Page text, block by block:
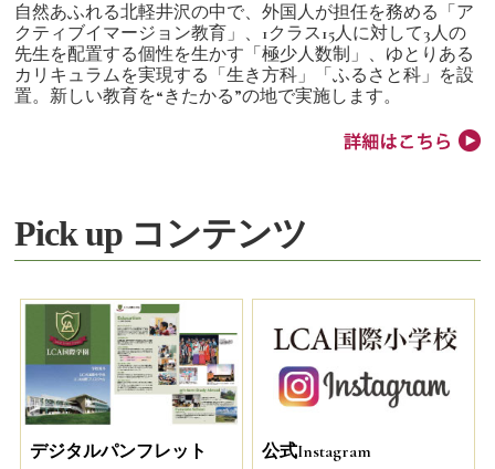
自然あふれる北軽井沢の中で、外国人が担任を務める「ア
クティブイマージョン教育」、1クラス15人に対して3人の
先生を配置する個性を生かす「極少人数制」、ゆとりある
カリキュラムを実現する「生き方科」「ふるさと科」を設
置。新しい教育を“きたかる”の地で実施します。
Pick up コンテンツ
デジタルパンフレット 公式Instagram